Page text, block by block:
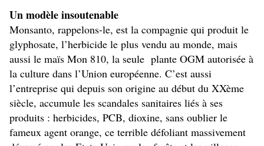
Un modèle insoutenable
Monsanto, rappelons-le, est la compagnie qui produit le
glyphosate, l’herbicide le plus vendu au monde, mais
aussi le maïs Mon 810, la seule plante OGM autorisée à
la culture dans l’Union européenne. C’est aussi
l’entreprise qui depuis son origine au début du XXème
siècle, accumule les scandales sanitaires liés à ses
produits : herbicides, PCB, dioxine, sans oublier le
fameux agent orange, ce terrible défoliant massivement